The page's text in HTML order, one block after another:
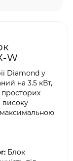
W
Diamond у
на 3.5 кВт,
високу
Блок